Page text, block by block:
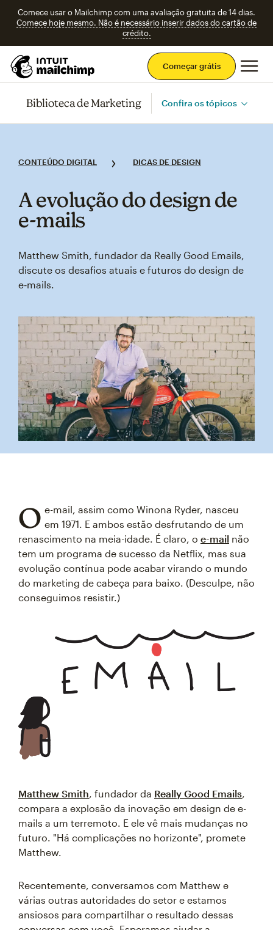
Comece usar o Mailchimp com uma avaliação gratuita de 14 dias.
Comece hoje mesmo. Não é necessário inserir dados do cartão de
crédito.
Começar grátis
Biblioteca de Marketing Confira os tópicos
CONTEÚDO DIGITAL DICAS DE DESIGN
A evolução do design de
e‑mails
Matthew Smith, fundador da Really Good Emails,
discute os desafios atuais e futuros do design de
e‑mails.
O e-mail, assim como Winona Ryder, nasceu
em 1971. E ambos estão desfrutando de um
renascimento na meia-idade. É claro, o e-mail não
tem um programa de sucesso da Netflix, mas sua
evolução contínua pode acabar virando o mundo
do marketing de cabeça para baixo. (Desculpe, não
conseguimos resistir.)
Matthew Smith , fundador da Really Good Emails
compara a explosão da inovação em design de e-
mails a um terremoto. E ele vê mais mudanças no
futuro. "Há complicações no horizonte", promete
Matthew.
Recentemente, conversamos com Matthew e
várias outras autoridades do setor e estamos
ansiosos para compartilhar o resultado dessas